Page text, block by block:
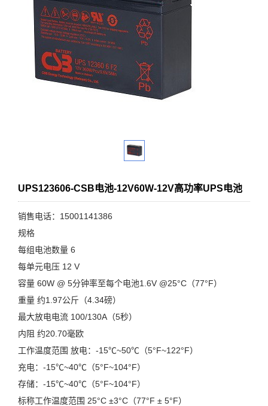
UPS123606-CSB电池-12V60W-12V高功率UPS电池
销售电话：15001141386
规格
每组电池数量 6
每单元电压 12 V
容量 60W @ 5分钟率至每个电池1.6V @25°C（77°F）
重量 约1.97公斤（4.34磅）
最大放电电流 100/130A（5秒）
内阻 约20.70毫欧
工作温度范围 放电：-15℃~50℃（5°F~122°F）
充电：-15℃~40℃（5°F~104°F）
存储：-15℃~40℃（5°F~104°F）
标称工作温度范围 25°C ±3°C（77°F ± 5°F）